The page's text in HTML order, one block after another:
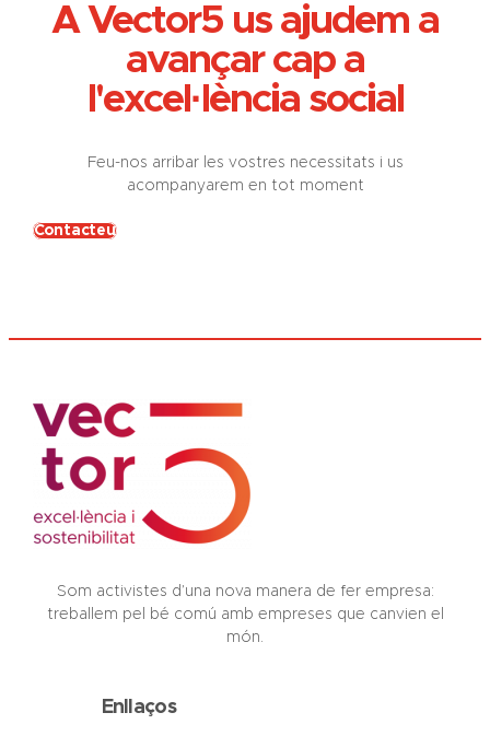
A Vector5 us ajudem a
avançar cap a
l'excel·lència social
Feu-nos arribar les vostres necessitats i us
acompanyarem en tot moment
Contacteu
Som activistes d’una nova manera de fer empresa:
treballem pel bé comú amb empreses que canvien el
món.
Enllaços